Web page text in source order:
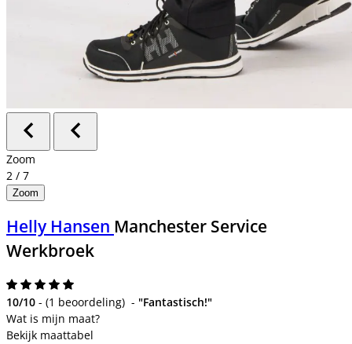
Zoom
2 / 7
Zoom
Helly Hansen Manchester Service
Werkbroek
10/10 - (1 beoordeling) - "Fantastisch!"
Bekijk maattabel